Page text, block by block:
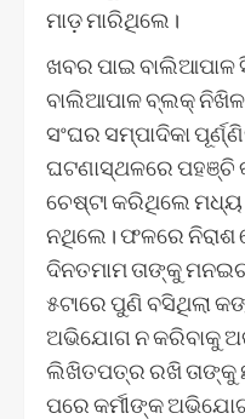
ମାଡ଼ ମାରିଥିଲେ।
ଖବର ପାଇ ବାଲିଆପାଳ
ବାଲିଆପାଳ ବ୍ଲକ୍‌ ନିଖିଳ
ସଂଘର ସମ୍ପାଦିକା
ଘଟଣାସ୍ଥଳରେ ପହଞ୍ଚି
ଚେଷ୍ଟା କରିଥିଲେ ମଧ୍ୟ
ନଥିଲେ। ଫଳରେ ନିରାଶ
ଦିନତମାମ ତାଙ୍କୁ
୫ଟାରେ ପୁଣି ବସିଥିଲା
ଅଭିଯୋଗ ନ କରିବାକୁ
ଲିଖିତପତ୍ର ରଖି ତାଙ୍କୁ
ପରେ କର୍ମୀଙ୍କ